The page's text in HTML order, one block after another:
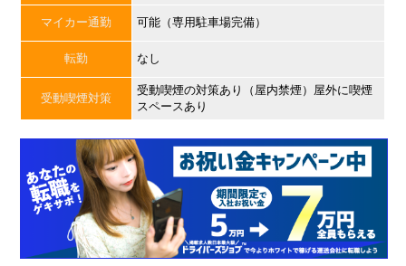
マイカー通勤 可能（専用駐車場完備）
転勤 なし
受動喫煙対策
受動喫煙の対策あり（屋内禁煙）屋外に喫煙
スペースあり